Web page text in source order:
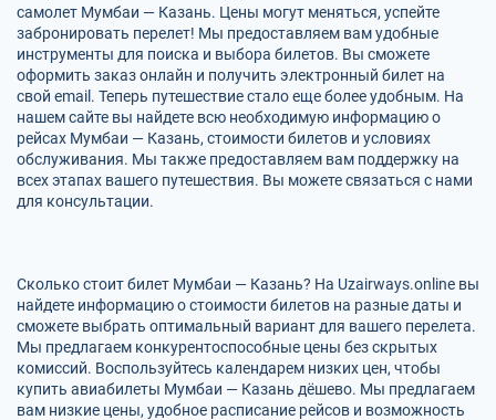
самолет Мумбаи — Казань. Цены могут меняться, успейте
забронировать перелет! Мы предоставляем вам удобные
инструменты для поиска и выбора билетов. Вы сможете
оформить заказ онлайн и получить электронный билет на
свой email. Теперь путешествие стало еще более удобным. На
нашем сайте вы найдете всю необходимую информацию о
рейсах Мумбаи — Казань, стоимости билетов и условиях
обслуживания. Мы также предоставляем вам поддержку на
всех этапах вашего путешествия. Вы можете связаться с нами
для консультации.
Сколько стоит билет Мумбаи — Казань? На Uzairways.online вы
найдете информацию о стоимости билетов на разные даты и
сможете выбрать оптимальный вариант для вашего перелета.
Мы предлагаем конкурентоспособные цены без скрытых
комиссий. Воспользуйтесь календарем низких цен, чтобы
купить авиабилеты Мумбаи — Казань дёшево. Мы предлагаем
вам низкие цены, удобное расписание рейсов и возможность